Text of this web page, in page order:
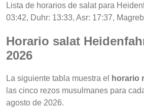
Lista de horarios de salat para
03:42, Duhr: 13:33, Asr: 17:37,
Horario salat
2026
La siguiente tabla muestra el horario
las cinco rezos musulmanes para
agosto de 2026.